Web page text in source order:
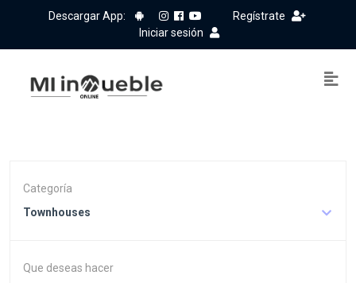
Descargar App:
Regístrate
Iniciar sesión
Categoría
Townhouses
Que deseas hacer